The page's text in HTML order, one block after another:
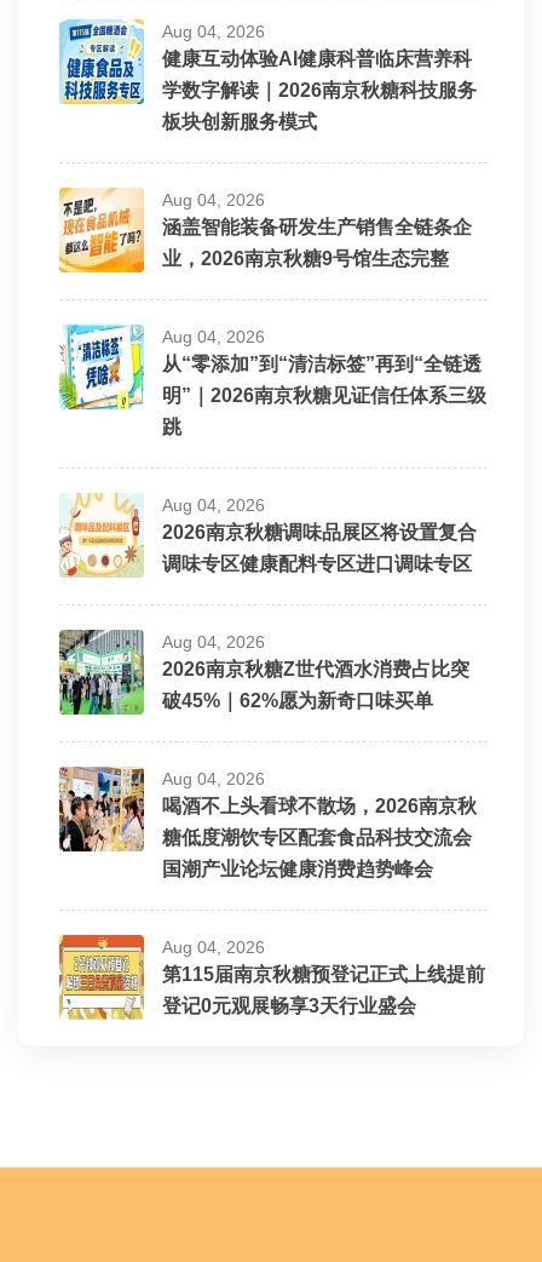
Aug 04, 2026
健康互动体验AI健康科普临床营养科
学数字解读｜2026南京秋糖科技服务
板块创新服务模式
Aug 04, 2026
涵盖智能装备研发生产销售全链条企
业，2026南京秋糖9号馆生态完整
Aug 04, 2026
从“零添加”到“清洁标签”再到“全链透
明”｜2026南京秋糖见证信任体系三级
跳
Aug 04, 2026
2026南京秋糖调味品展区将设置复合
调味专区健康配料专区进口调味专区
Aug 04, 2026
2026南京秋糖Z世代酒水消费占比突
破45%｜62%愿为新奇口味买单
Aug 04, 2026
喝酒不上头看球不散场，2026南京秋
糖低度潮饮专区配套食品科技交流会
国潮产业论坛健康消费趋势峰会
Aug 04, 2026
第115届南京秋糖预登记正式上线提前
登记0元观展畅享3天行业盛会